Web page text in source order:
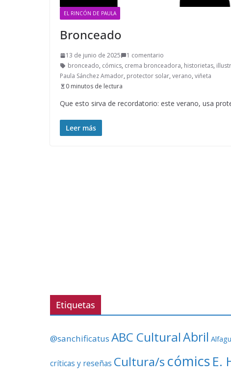
EL RINCÓN DE PAULA
Bronceado
13 de junio de 2025
1 comentario
bronceado, cómics, crema bronceadora, historietas,
Paula Sánchez Amador, protector solar, verano, viñeta
0 minutos de lectura
Que esto sirva de recordatorio: este verano, usa
Leer más
Etiquetas
@sanchificatus ABC CulturalAbril
críticas y reseñas Cultura/s cómics E.